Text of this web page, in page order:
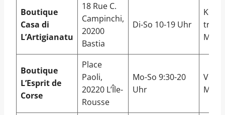
Boutique
Casa di
L’Artigianatu
18 Rue C.
Campinchi,
20200
Bastia
Di-So 10-19 Uhr
Boutique
L’Esprit de
Corse
Place
Paoli,
20220 L’Île-
Rousse
Mo-So 9:30-20
Uhr